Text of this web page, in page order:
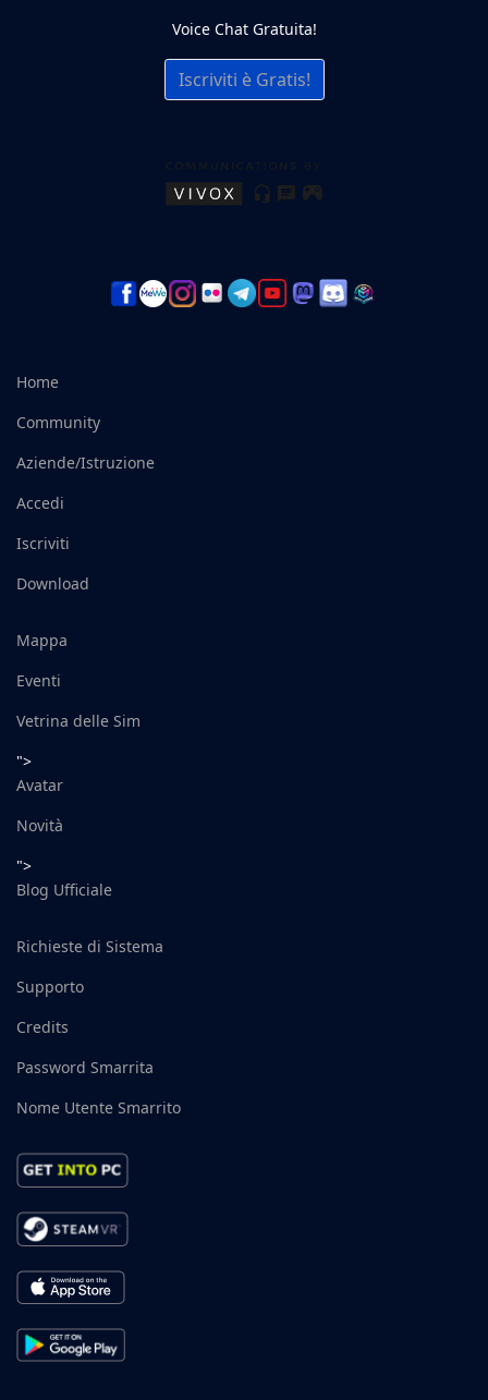
Voice Chat Gratuita!
Iscriviti è Gratis!
Home
Community
Aziende/Istruzione
Accedi
Iscriviti
Download
Mappa
Eventi
Vetrina delle Sim
">
Avatar
Novità
">
Blog Ufficiale
Richieste di Sistema
Supporto
Credits
Password Smarrita
Nome Utente Smarrito